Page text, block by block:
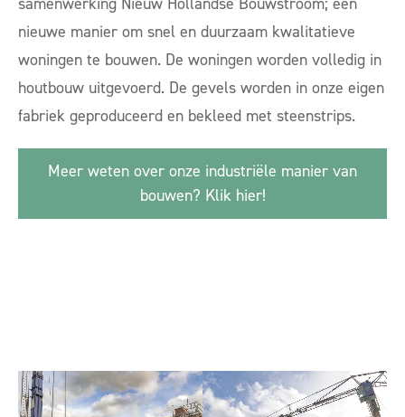
nieuwe manier om snel en duurzaam kwalitatieve
woningen te bouwen. De woningen worden volledig in
houtbouw uitgevoerd. De gevels worden in onze eigen
fabriek geproduceerd en bekleed met steenstrips.
Meer weten over onze industriële manier van
bouwen? Klik hier!